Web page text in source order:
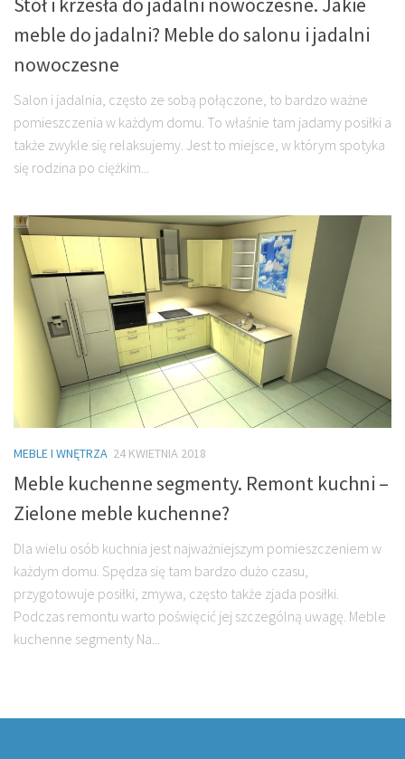
meble do jadalni? Meble do salonu i jadalni
nowoczesne
Salon i jadalnia, często ze sobą połączone, to bardzo ważne
pomieszczenia w każdym domu. To właśnie tam jadamy posiłki a
także zwykle się relaksujemy. Jest to miejsce, w którym spotyka
się rodzina po ciężkim...
MEBLE I WNĘTRZA 24 KWIETNIA 2018
Meble kuchenne segmenty. Remont kuchni –
Zielone meble kuchenne?
Dla wielu osób kuchnia jest najważniejszym pomieszczeniem w
każdym domu. Spędza się tam bardzo dużo czasu,
przygotowuje posiłki, zmywa, często także zjada posiłki.
Podczas remontu warto poświęcić jej szczególną uwagę. Meble
kuchenne segmenty Na...